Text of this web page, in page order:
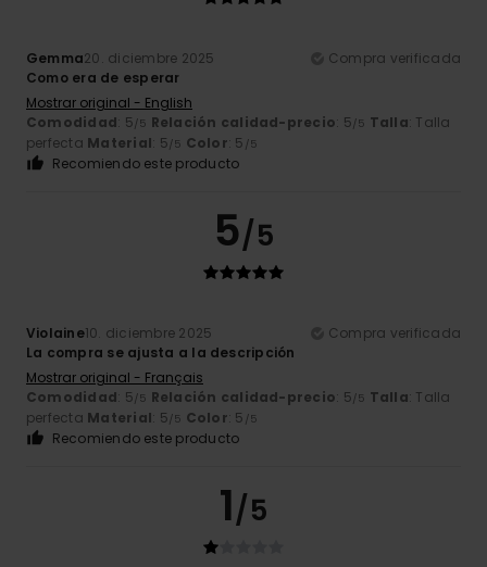
Gemma20. diciembre 2025
Compra verificada
Como era de esperar
Mostrar original - English
Comodidad: 5/5 Relación calidad-precio: 5/5 Talla: Talla
perfecta Material: 5/5 Color: 5 /5
Recomiendo este producto
5/5
Violaine10. diciembre 2025
Compra verificada
La compra se ajusta a la descripción
Mostrar original - Français
Comodidad: 5/5 Relación calidad-precio: 5/5 Talla: Talla
perfecta Material: 5/5 Color: 5 /5
Recomiendo este producto
1/5